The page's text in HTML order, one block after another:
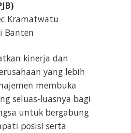
Kramatwatu
Banten
kinerja dan
yang lebih
membuka
seluas-luasnya bagi
untuk bergabung
posisi serta